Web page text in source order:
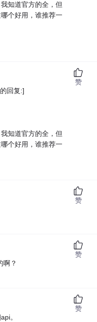
知道官方的全，但
个好用，谁推荐一
回复:]
知道官方的全，但
个好用，谁推荐一
赞
赞
啊？
赞
。
赞